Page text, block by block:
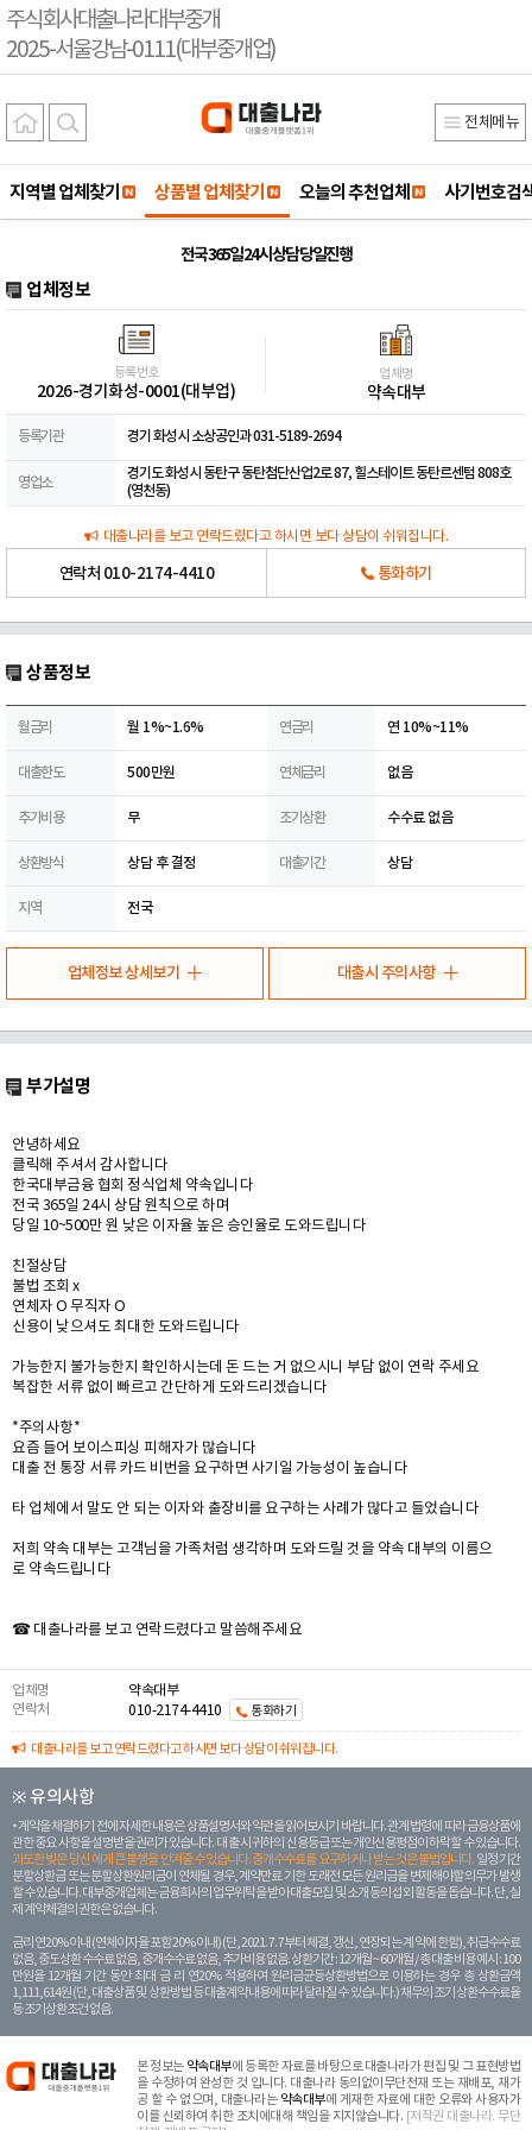
주식회사대출나라대부중개
2025-서울강남-0111(대부중개업)
전체메뉴
지역별 업체찾기 상품별 업체찾기 오늘의 추천업체 사기번호검
전국 365일 24시 상담 당일진행
업체정보
등록번호
2026-경기화성-0001(대부업)
업체명
약속대부
등록기관 경기 화성시 소상공인과 031-5189-2694
영업소
경기도 화성시 동탄구 동탄첨단산업2로 87, 힐스테이트 동탄르센텀 808호
(영천동)
대출나라를 보고 연락드렸다고 하시면 보다 상담이 쉬워집니다.
연락처 010-2174-4410 통화하기
상품정보
월금리 월 1%~1.6% 연금리 연 10%~11%
대출한도 500만원 연체금리 없음
추가비용 무 조기상환 수수료 없음
상환방식 상담 후 결정 대출기간 상담
지역 전국
업체정보 상세보기 대출시 주의사항
부가설명
안녕하세요
클릭해 주셔서 감사합니다
한국대부금융 협회 정식업체 약속입니다
전국 365일 24시 상담 원칙으로 하며
당일 10~500만 원 낮은 이자율 높은 승인율로 도와드립니다
친절상담
불법 조회 x
연체자 O 무직자 O
신용이 낮으셔도 최대한 도와드립니다
가능한지 불가능한지 확인하시는데 돈 드는 거 없으시니 부담 없이 연락 주세요
복잡한 서류 없이 빠르고 간단하게 도와드리겠습니다
*주의사항*
요즘 들어 보이스피싱 피해자가 많습니다
대출 전 통장 서류 카드 비번을 요구하면 사기일 가능성이 높습니다
타 업체에서 말도 안 되는 이자와 출장비를 요구하는 사례가 많다고 들었습니다
저희 약속 대부는 고객님을 가족처럼 생각하며 도와드릴 것을 약속 대부의 이름으
로 약속드립니다
☎ 대출나라를 보고 연락드렸다고 말씀해주세요
업체명
약속대부
연락처
010-2174-4410 통화하기
대출나라를 보고 연락드렸다고 하시면 보다 상담이 쉬워집니다.
※ 유의사항
계약을 체결하기 전에 자세한 내용은 상품설명서와 약관을 읽어보시기 바랍니다. 관계 법령에 따라 금융상품에
관한 중요 사항을 설명받을 권리가 있습니다. 대 출 시 귀하의 신용등급 또는 개인신용평점이 하락할 수 있습니다.
과도한 빚은 당신 에게 큰 불행을 안겨줄 수 있습니다. 중개수수료를 요구하거나 받는 것은 불법입니다. 일정 기간
분할상환금 또는 분할상환원리금이 연체될 경우, 계약만료 기한 도래전 모든 원리금을 변제해야할 의무가 발생
할 수 있습니다. 대부중개업체는 금융회사의 업무위탁을 받아 대출모집 및 소개 등의 섭외 활동을 돕습니다. 단, 실
제 계약체결의 권한은 없습니다.
금리 연20% 이내 (연체이자율 포함 20% 이내) (단, 2021. 7. 7부터 체결, 갱신, 연장되는 계 약에 한함), 취급수수료
없음, 중도상환 수수료 없음, 중개수수료 없음, 추가비용 없음. 상환기간 : 12개월 ~ 60개월 / 총 대출 비용 예시 : 100
만원을 12개월 기간 동안 최대 금 리 연20% 적용하여 원리금균등상환방법으로 이용하는 경우 총 상환금액
1,111,614원 (단, 대출상품 및 상환방법 등 대출계약 내용에 따라 달라질 수 있습니다.) 채무의 조기 상환수수료율
등 조기상환조건 없음.
본 정보는 약속대부에 등록한 자료를 바탕으로 대출나라가 편집 및 그 표현방법
을 수정하여 완성한 것 입니다. 대출나라 동의없이무단전재 또는 재배포, 재가
공 할 수 없으며, 대출나라는 약속대부에 게재한 자료에 대한 오류와 사용자가
이를 신뢰하여 취한 조치에대해 책임을 지지않습니다. [저작권 대출나라. 무단